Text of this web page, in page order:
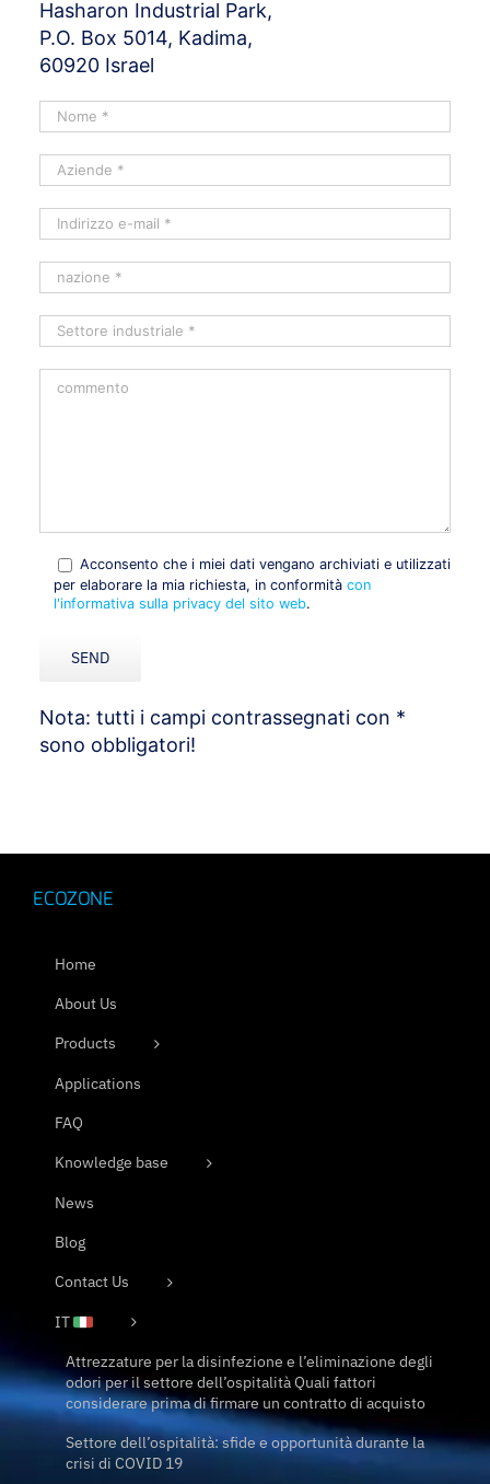
Hasharon Industrial Park,
P.O. Box 5014, Kadima,
60920 Israel
Acconsento che i miei dati vengano archiviati e utilizzati
per elaborare la mia richiesta, in conformità con
l'informativa sulla privacy del sito web.
Nota: tutti i campi contrassegnati con *
sono obbligatori!
ECOZONE
Home
About Us
Products
Applications
FAQ
Knowledge base
News
Blog
Contact Us
IT
Attrezzature per la disinfezione e l’eliminazione degli
odori per il settore dell’ospitalità Quali fattori
considerare prima di firmare un contratto di acquisto
Settore dell’ospitalità: sfide e opportunità durante la
crisi di COVID 19